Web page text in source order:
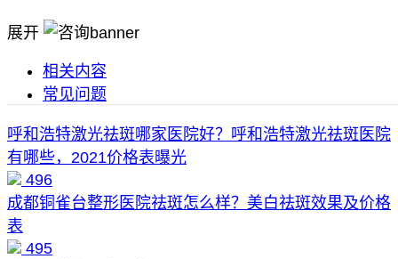
展开
相关内容
常见问题
呼和浩特激光祛斑哪家医院好？呼和浩特激光祛斑医院
有哪些，2021价格表曝光
496
成都铜雀台整形医院祛斑怎么样？美白祛斑效果及价格
表
495